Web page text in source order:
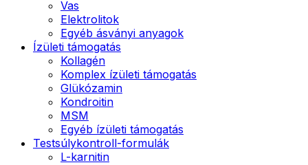
Vas
Elektrolitok
Egyéb ásványi anyagok
Ízületi támogatás
Kollagén
Komplex ízületi támogatás
Glükózamin
Kondroitin
MSM
Egyéb ízületi támogatás
Testsúlykontroll-formulák
L-karnitin